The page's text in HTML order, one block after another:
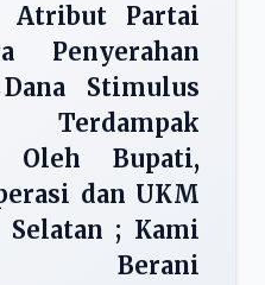
Atribut Partai
Penyerahan
Stimulus
Terdampak
Oleh Bupati,
dan UKM
Selatan ; Kami
Berani